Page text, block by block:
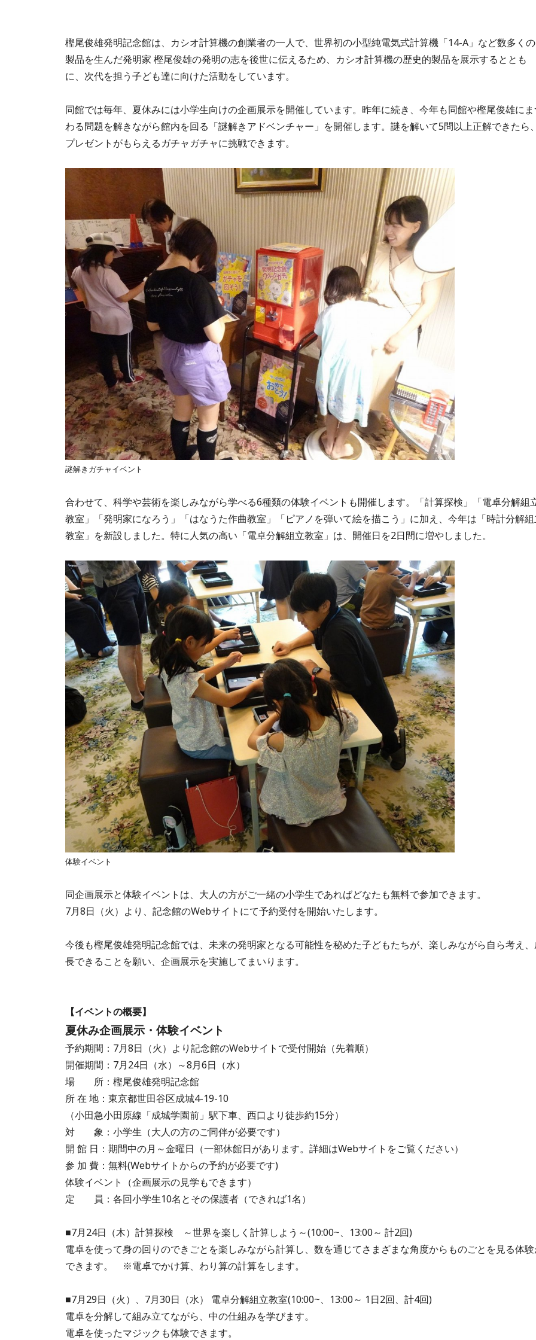
樫尾俊雄発明記念館は、カシオ計算機の創業者の一人で、世界初の小型純電気式計算機「14-A」など数多くの
製品を生んだ発明家 樫尾俊雄の発明の志を後世に伝えるため、カシオ計算機の歴史的製品を展示するととも
に、次代を担う子ども達に向けた活動をしています。
同館では毎年、夏休みには小学生向けの企画展示を開催しています。昨年に続き、今年も同館や樫尾俊雄に
わる問題を解きながら館内を回る「謎解きアドベンチャー」を開催します。謎を解いて5問以上正解できたら
プレゼントがもらえるガチャガチャに挑戦できます。
謎解きガチャイベント
合わせて、科学や芸術を楽しみながら学べる6種類の体験イベントも開催します。「計算探検」「電卓分解組
教室」「発明家になろう」「はなうた作曲教室」「ピアノを弾いて絵を描こう」に加え、今年は「時計分解
教室」を新設しました。特に人気の高い「電卓分解組立教室」は、開催日を2日間に増やしました。
体験イベント
同企画展示と体験イベントは、大人の方がご一緒の小学生であればどなたも無料で参加できます。
7月8日（火）より、記念館のWebサイトにて予約受付を開始いたします。
今後も樫尾俊雄発明記念館では、未来の発明家となる可能性を秘めた子どもたちが、楽しみながら自ら考え
長できることを願い、企画展示を実施してまいります。
【イベントの概要】
夏休み企画展示・体験イベント
予約期間：7月8日（火）より記念館のWebサイトで受付開始（先着順）
開催期間：7月24日（水）～8月6日（水）
場 所：樫尾俊雄発明記念館
所 在 地：東京都世田谷区成城4-19-10
（小田急小田原線「成城学園前」駅下車、西口より徒歩約15分）
対 象：小学生（大人の方のご同伴が必要です）
開 館 日：期間中の月～金曜日（一部休館日があります。詳細はWebサイトをご覧ください）
参 加 費：無料(Webサイトからの予約が必要です)
体験イベント（企画展示の見学もできます）
定 員：各回小学生10名とその保護者（できれば1名）
■7月24日（木）計算探検 ～世界を楽しく計算しよう～(10:00~、13:00～ 計2回)
電卓を使って身の回りのできごとを楽しみながら計算し、数を通じてさまざまな角度からものごとを見る体
できます。 ※電卓でかけ算、わり算の計算をします。
■7月29日（火）、7月30日（水） 電卓分解組立教室(10:00~、13:00～ 1日2回、計4回)
電卓を分解して組み立てながら、中の仕組みを学びます。
電卓を使ったマジックも体験できます。